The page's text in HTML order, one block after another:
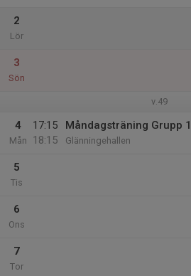
2
Lör
3
Sön
v.49
4
Mån
17:15
18:15
Måndagsträning Grupp 1
Glänningehallen
5
Tis
6
Ons
7
Tor